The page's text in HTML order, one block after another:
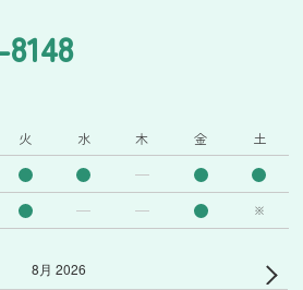
火 水 木 金 土
※
8月 2026